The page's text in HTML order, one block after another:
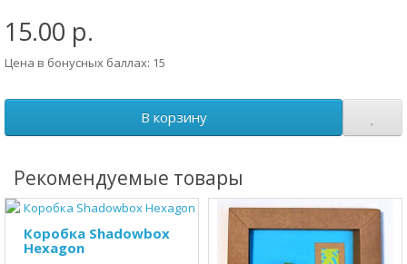
15.00 р.
Цена в бонусных баллах: 15
В корзину
Рекомендуемые товары
Коробка Shadowbox
Hexagon